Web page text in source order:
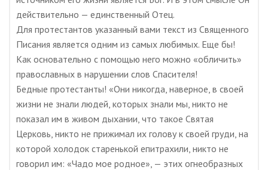
действительно — единственный Отец.
Для протестантов указанный вами текст из Священного
Писания является одним из самых любимых. Еще бы!
Как основательно с помощью него можно «обличить»
православных в нарушении слов Спасителя!
Бедные протестанты! «Они никогда, наверное, в своей
жизни не знали людей, которых знали мы, никто не
показал им в живом дыхании, что такое Святая
Церковь, никто не прижимал их голову к своей груди, на
которой холодок старенькой епитрахили, никто не
говорил им: «Чадо мое родное», — этих огнеобразных